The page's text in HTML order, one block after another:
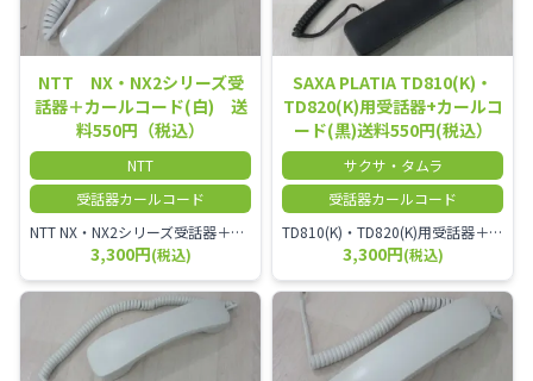
NTT NX・NX2シリーズ受
話器＋カールコード(白) 送
料550円（税込）
NTT
受話器カールコード
NTT NX・NX2シリーズ受話器＋カールコード
3,300円(税込)
SAXA PLATIA TD810(K)・
TD820(K)用受話器+カールコ
ード(黒)送料550円(税込）
サクサ・タムラ
受話器カールコード
TD810(K)・TD820(K)用受話器＋カールコード セット／本商品は中古品となります。 写真では分かりにくいキズ・汚れなどの使用感があります。 予めご理解・ご了承頂きますようお願いいたします。
3,300円(税込)